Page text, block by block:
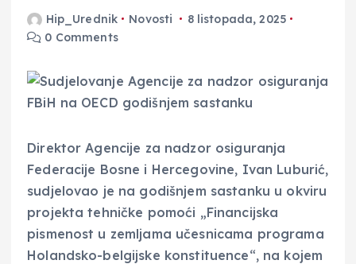
Hip_Urednik Novosti
8 listopada, 2025
0 Comments
Direktor Agencije za nadzor osiguranja
Federacije Bosne i Hercegovine, Ivan Luburić,
sudjelovao je na godišnjem sastanku u okviru
projekta tehničke pomoći „Financijska
pismenost u zemljama učesnicama programa
Holandsko-belgijske konstituence“, na kojem